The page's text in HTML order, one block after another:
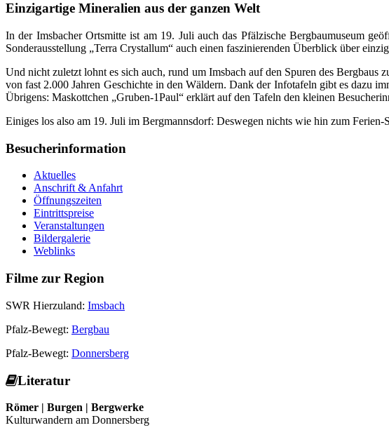
Einzigartige Mineralien aus der ganzen Welt
In der Imsbacher Ortsmitte ist am 19. Juli auch das Pfälzische Bergbaumuseum
Sonderausstellung „Terra Crystallum“ auch einen faszinierenden Überblick über
Und nicht zuletzt lohnt es sich auch, rund um Imsbach auf den Spuren des
von fast 2.000 Jahren Geschichte in den Wäldern. Dank der Infotafeln gibt es dazu
Übrigens: Maskottchen „Gruben-1Paul“ erklärt auf den Tafeln den kleinen
Einiges los also am 19. Juli im Bergmannsdorf: Deswegen nichts wie hin zum
Besucherinformation
Aktuelles
Anschrift & Anfahrt
Öffnungszeiten
Eintrittspreise
Veranstaltungen
Bildergalerie
Weblinks
Filme zur Region
SWR Hierzuland: Imsbach
Pfalz-Bewegt: Bergbau
Pfalz-Bewegt: Donnersberg
Literatur
Römer | Burgen | Bergwerke
Kulturwandern am Donnersberg